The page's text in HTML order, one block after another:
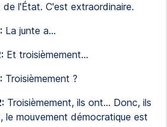
l'État. C'est extraordinaire.
La junte a...
Et troisièmement...
Troisièmement ?
Troisièmement, ils ont... Donc, ils
le mouvement démocratique est